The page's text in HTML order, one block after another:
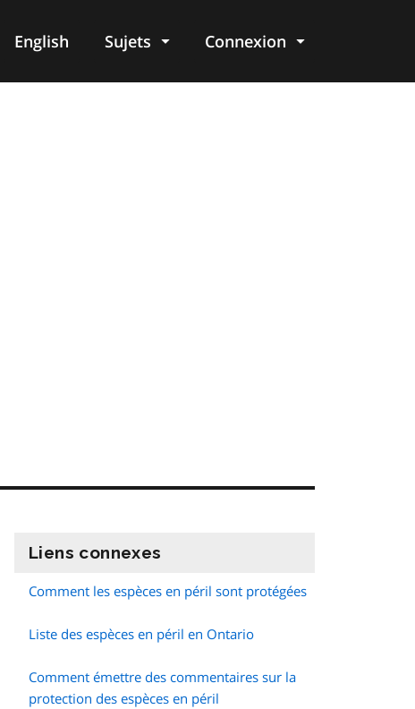
English Sujets Connexion
Liens connexes
Comment les espèces en péril sont protégées
Liste des espèces en péril en Ontario
Comment émettre des commentaires sur la
protection des espèces en péril